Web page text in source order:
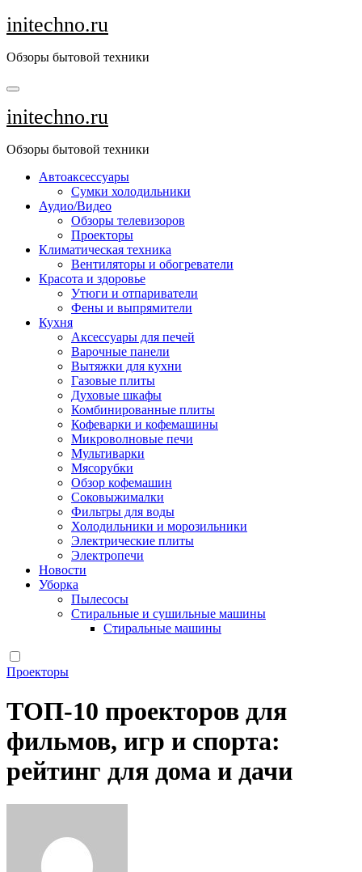
Перейти
к
initechno.ru
Обзоры бытовой техники
initechno.ru
Обзоры бытовой техники
Автоаксессуары
Сумки холодильники
Аудио/Видео
Обзоры телевизоров
Проекторы
Климатическая техника
Вентиляторы и обогреватели
Красота и здоровье
Утюги и отпариватели
Фены и выпрямители
Кухня
Аксессуары для печей
Варочные панели
Вытяжки для кухни
Газовые плиты
Духовые шкафы
Комбинированные плиты
Кофеварки и кофемашины
Микроволновые печи
Мультиварки
Мясорубки
Обзор кофемашин
Соковыжималки
Фильтры для воды
Холодильники и морозильники
Электрические плиты
Электропечи
Новости
Уборка
Пылесосы
Стиральные и сушильные машины
Стиральные машины
Проекторы
ТОП‑10 проекторов для
фильмов, игр и спорта:
рейтинг для дома и дачи